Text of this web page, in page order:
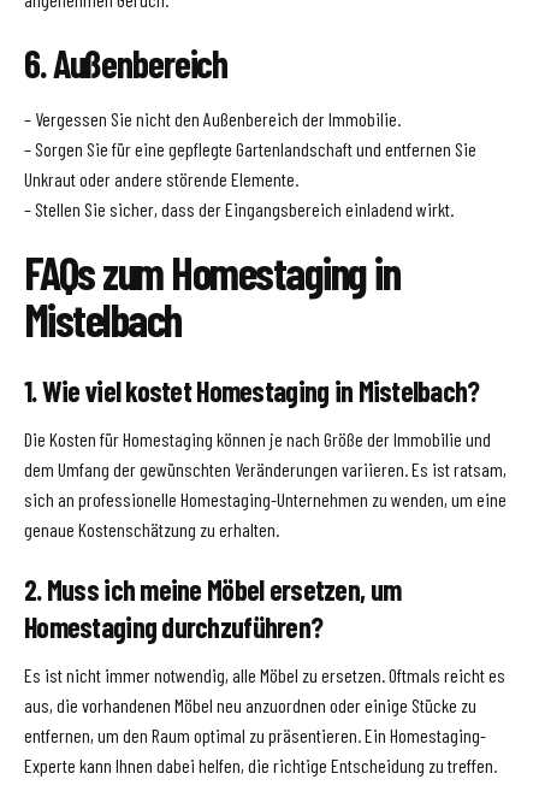
6. Außenbereich
– Vergessen Sie nicht den Außenbereich der Immobilie.
– Sorgen Sie für eine gepflegte Gartenlandschaft und entfernen Sie
Unkraut oder andere störende Elemente.
– Stellen Sie sicher, dass der Eingangsbereich einladend wirkt.
FAQs zum Homestaging in
Mistelbach
1. Wie viel kostet Homestaging in Mistelbach?
Die Kosten für Homestaging können je nach Größe der Immobilie und
dem Umfang der gewünschten Veränderungen variieren. Es ist ratsam,
sich an professionelle Homestaging-Unternehmen zu wenden, um eine
genaue Kostenschätzung zu erhalten.
2. Muss ich meine Möbel ersetzen, um
Homestaging durchzuführen?
Es ist nicht immer notwendig, alle Möbel zu ersetzen. Oftmals reicht es
aus, die vorhandenen Möbel neu anzuordnen oder einige Stücke zu
entfernen, um den Raum optimal zu präsentieren. Ein Homestaging-
Experte kann Ihnen dabei helfen, die richtige Entscheidung zu treffen.